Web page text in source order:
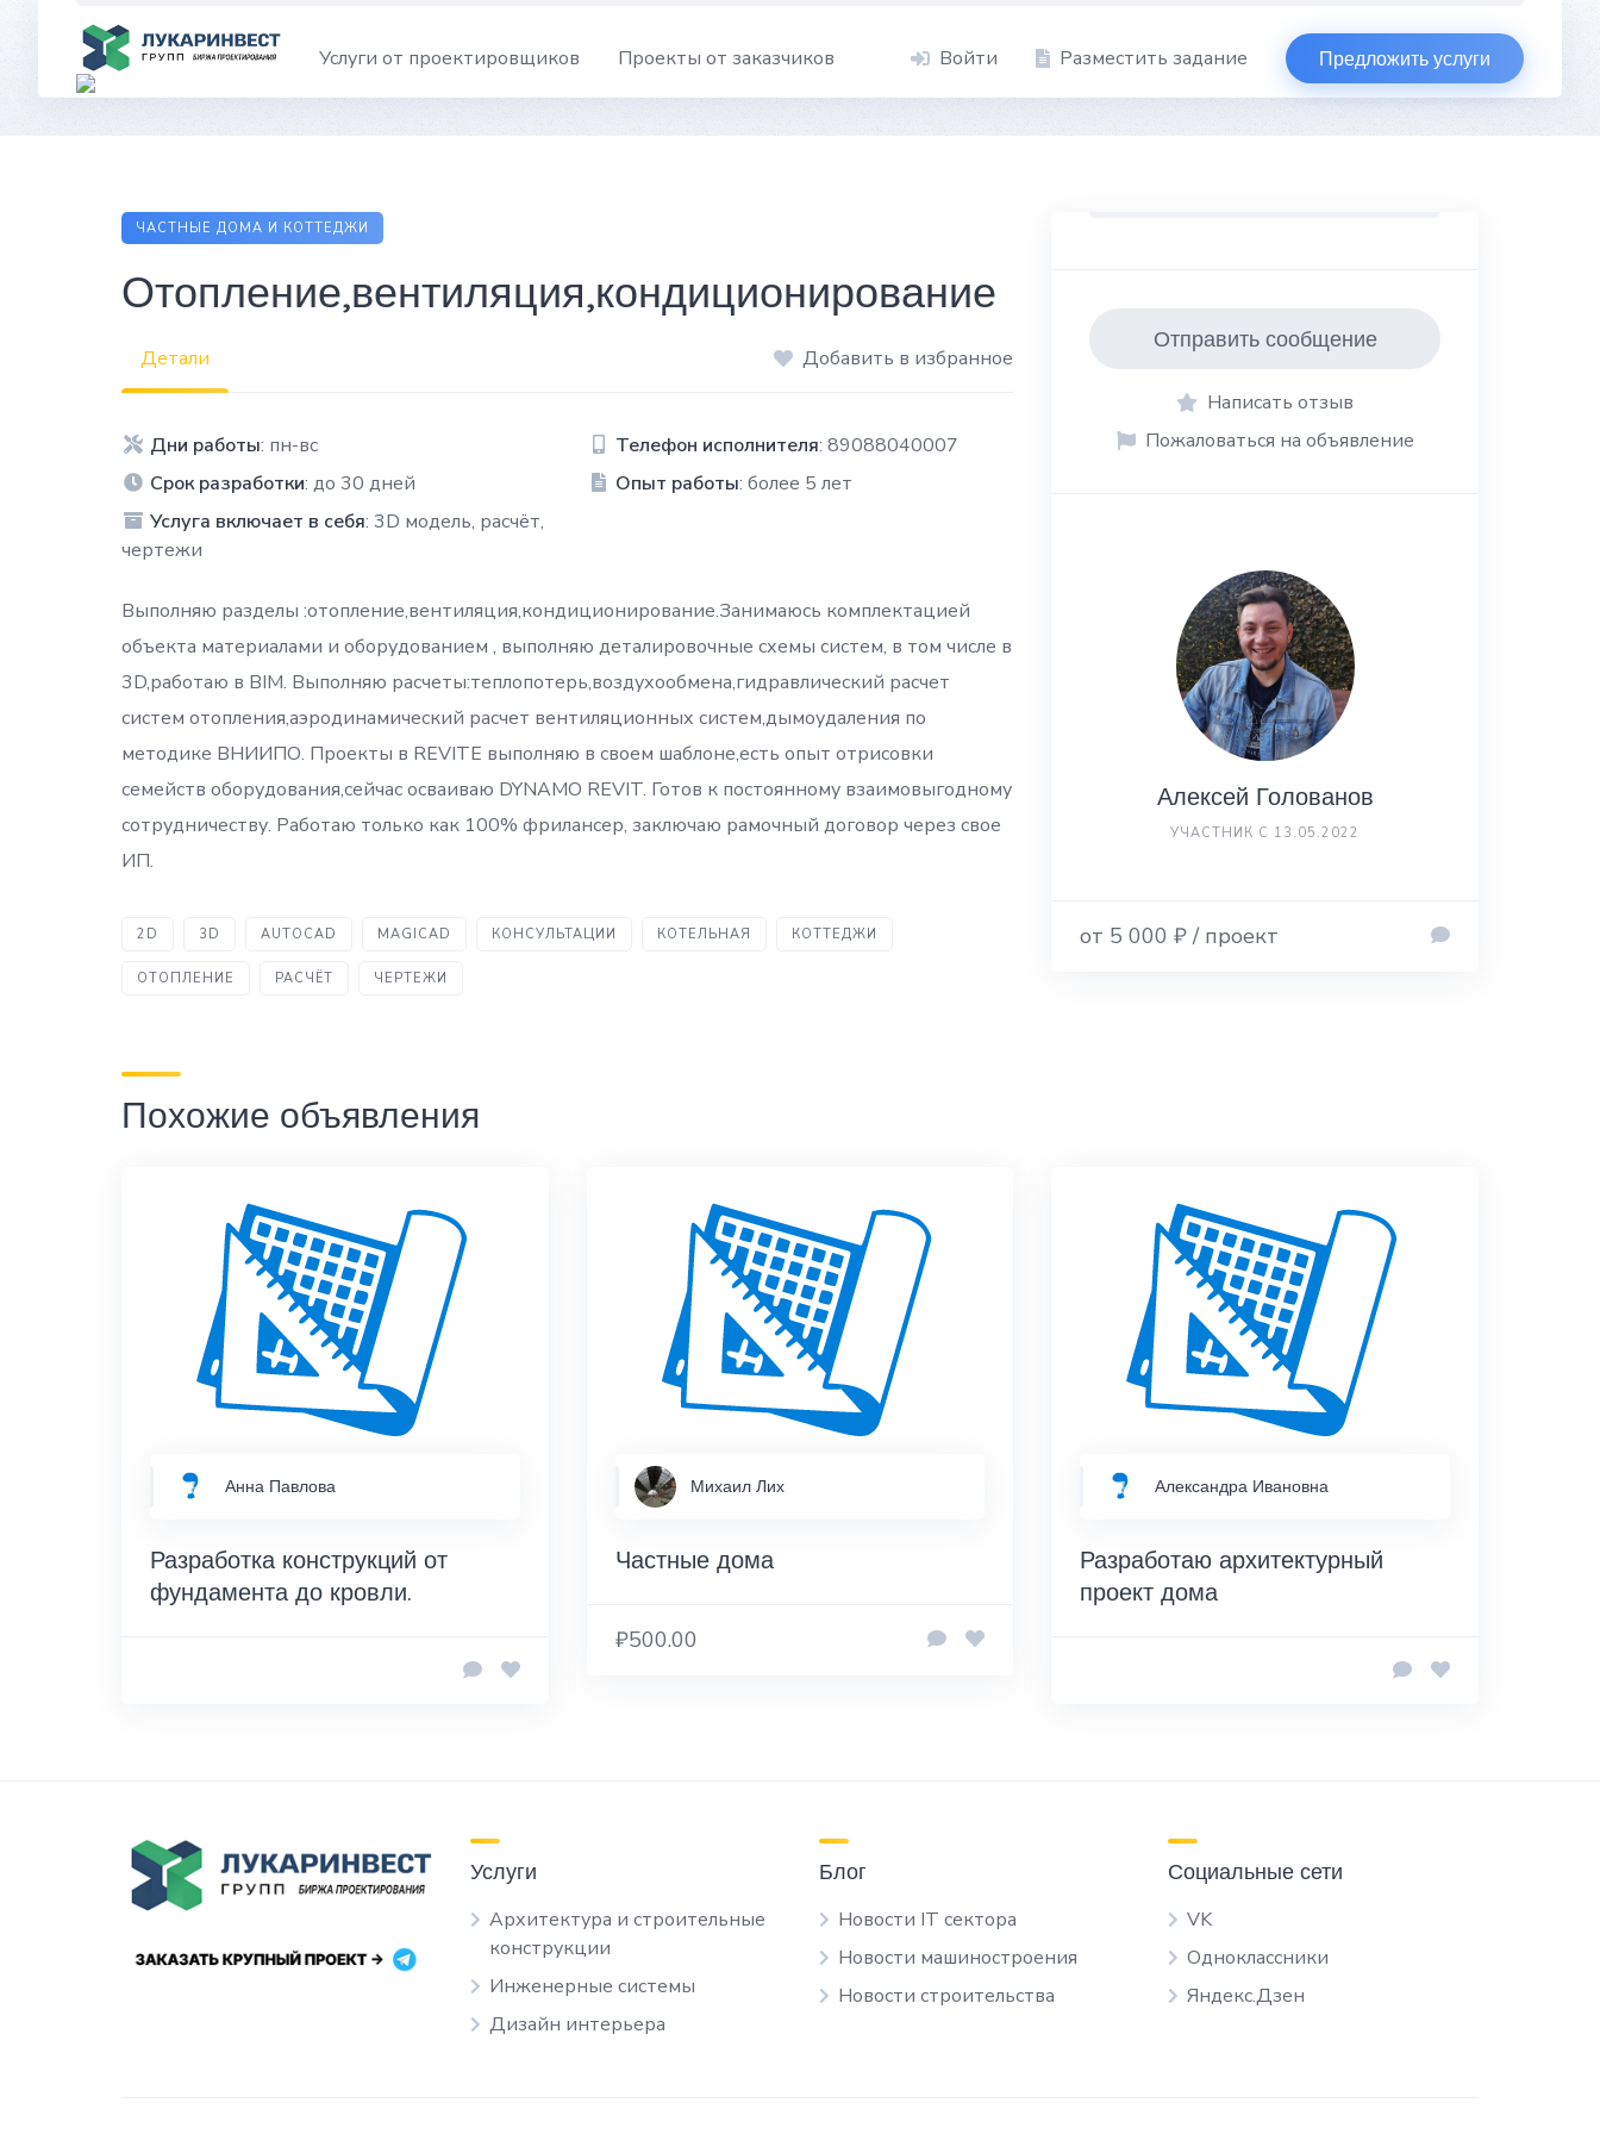
Услуги от проектировщиков Проекты от заказчиков Войти Разместить задание Предложить услуги
ЧАСТНЫЕ ДОМА И КОТТЕДЖИ
Отопление,вентиляция,кондиционирование
Детали Добавить в избранное
Дни работы: пн-вс Телефон исполнителя: 89088040007
Срок разработки: до 30 дней Опыт работы: более 5 лет
Услуга включает в себя: 3D модель, расчёт,
чертежи
Выполняю разделы :отопление,вентиляция,кондиционирование.Занимаюсь комплектацией
объекта материалами и оборудованием , выполняю деталировочные схемы систем, в том числе в
3D,работаю в BIM. Выполняю расчеты:теплопотерь,воздухообмена,гидравлический расчет
систем отопления,аэродинамический расчет вентиляционных систем,дымоудаления по
методике ВНИИПО. Проекты в REVITE выполняю в своем шаблоне,есть опыт отрисовки
семейств оборудования,сейчас осваиваю DYNAMO REVIT. Готов к постоянному взаимовыгодному
сотрудничеству. Работаю только как 100% фрилансер, заключаю рамочный договор через свое
ИП.
2D 3D AUTOCAD MAGICAD КОНСУЛЬТАЦИИ КОТЕЛЬНАЯ КОТТЕДЖИ
ОТОПЛЕНИЕ РАСЧЁТ ЧЕРТЕЖИ
Отправить сообщение
Написать отзыв
Пожаловаться на объявление
Алексей Голованов
УЧАСТНИК С 13.05.2022
от 5 000 ₽ / проект
Похожие объявления
Анна Павлова
Разработка конструкций от
фундамента до кровли.
Михаил Лих
Частные дома
₽500.00
Александра Ивановна
Разработаю архитектурный
проект дома
Услуги
Архитектура и строительные
конструкции
Инженерные системы
Дизайн интерьера
Блог
Новости IT сектора
Новости машиностроения
Новости строительства
Социальные сети
VK
Одноклассники
Яндекс.Дзен